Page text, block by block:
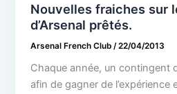
Nouvelles fraiches sur
d’Arsenal prêtés.
Arsenal French Club /22/04/2013
Chaque année, un contingent
afin de gagner de l’expérience